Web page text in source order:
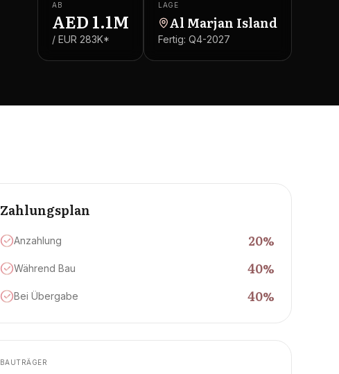
AB
AED 1.1M
/ EUR 283K*
LAGE
Al Marjan Island
Fertig: Q4-2027
Zahlungsplan
Anzahlung 20%
Während Bau 40%
Bei Übergabe 40%
BAUTRÄGER